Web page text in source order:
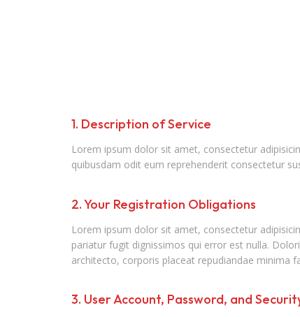
1. Description of Service
Lorem ipsum dolor sit amet, consectetur
quibusdam odit eum reprehenderit consectetur
2. Your Registration Obligations
Lorem ipsum dolor sit amet, consectetur
pariatur fugit dignissimos qui error est nulla.
architecto, corporis placeat repudiandae minima
3. User Account, Password, and